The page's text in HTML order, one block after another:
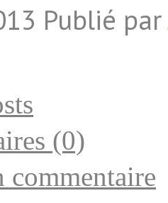
Publié par
(0)
commentaire